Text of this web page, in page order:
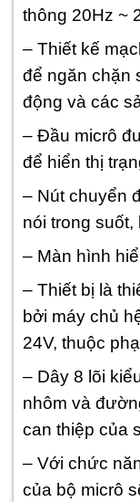
thông 20Hz ~
– Thiết kế
để ngăn chặn
động và các
– Đầu micrô
để hiển thị
– Nút chuyển
nói trong suốt,
– Màn hình
– Thiết bị là
bởi máy chủ
24V, thuộc
– Dây 8 lõi
nhôm và
can thiệp của
– Với chức
của bộ micrô